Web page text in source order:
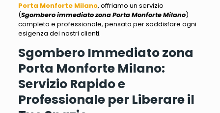
Porta Monforte Milano, offriamo un servizio
(Sgombero immediato zona Porta Monforte Milano)
completo e professionale, pensato per soddisfare ogni
esigenza dei nostri clienti.
Sgombero Immediato zona
Porta Monforte Milano:
Servizio Rapido e
Professionale per Liberare il